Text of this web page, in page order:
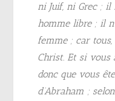
ni Juif, ni Grec ; il
homme libre ; il
femme ; car tous,
Christ. Et si vous
donc que vous
d’Abraham ;